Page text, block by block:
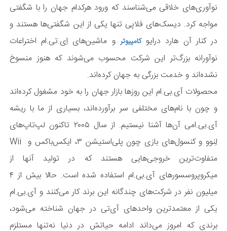
نوآوری‌های خلاقی می‌شناسند که ورود هرکدام جهان را با شگفتی
مواجه کرد. دیسک‌های فلاپی تنها یکی از این شگفتی‌ها هستند و
در کنار آن هارد درایوکامپیوترو ماشین‌های اِی.تی.ام اختراعات
نوآورانه بزرگ‌تر این شرکت محسوب می‌شوند که هنوز منسوخ
نشده‌اند و خدمت بزرگی به جهان کرده‌اند.
محصولات آی.بی.ام این روزها بازار جهان را به خود مشغول کرده‌اند
و چون با نام‌های مختلفی سر برآورده‌اند، بسیاری از ما با ریشه
آی.بی.امی آن‌ها آشنا نیستیم. از سال ۲۰۰۵ تاکنون لپ‌تاپ‌های
لِنوو و کنسول‌های بازی چون پلی‌استیشن ۳، ایکس‌باکس و Wii
متفاوت‌ترین خروجی‌هایی هستند که در تولید آنها از
میکروپروسسورهای آی.بی.ام استفاده شده است. حالا بیش از ۴
میلیون نفر در شرکت‌های چندگانه این برند کار می‌کنند و آی.بی.ام
یکی از معتمدترین واحدهای آی‌تی در جهان شناخته می‌شود،
برندی که امروز می‌داند ادامه حیاتش در دنیا نه‌تنها مستلزم